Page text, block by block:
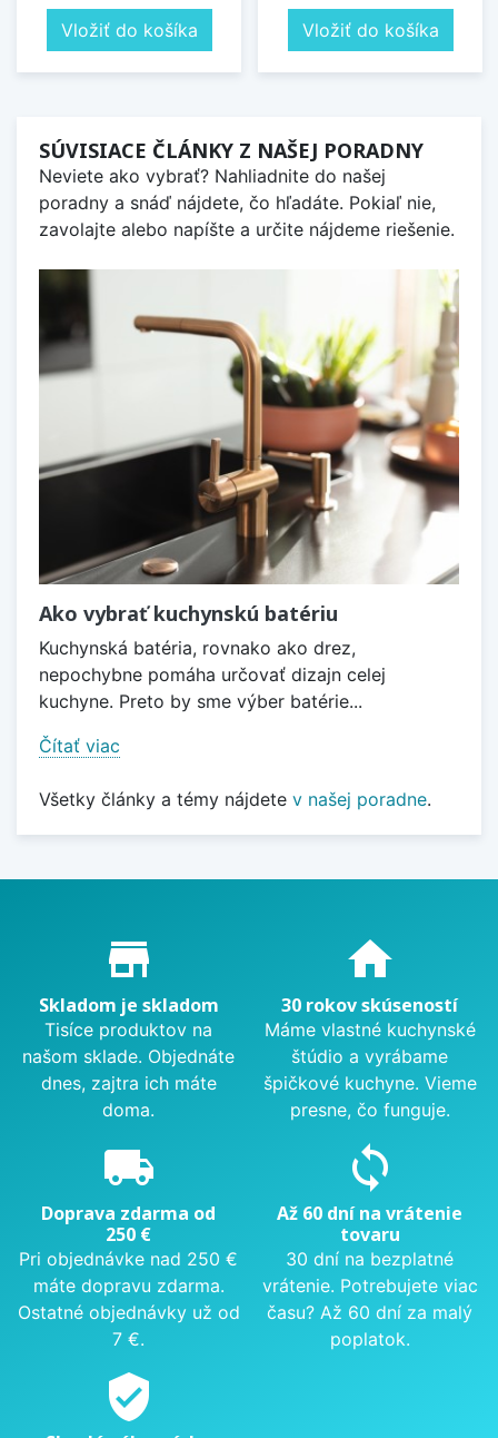
Vložiť do košíka Vložiť do košíka
SÚVISIACE ČLÁNKY Z NAŠEJ PORADNY
Neviete ako vybrať? Nahliadnite do našej
poradny a snáď nájdete, čo hľadáte. Pokiaľ nie,
zavolajte alebo napíšte a určite nájdeme riešenie.
Ako vybrať kuchynskú batériu
Kuchynská batéria, rovnako ako drez,
nepochybne pomáha určovať dizajn celej
kuchyne. Preto by sme výber batérie...
Čítať viac
Všetky články a témy nájdete v našej poradne.
Proč nakupovat u nás?
store_mall_directory
Skladom je skladom
Tisíce produktov na
našom sklade. Objednáte
dnes, zajtra ich máte
doma.
home
30 rokov skúseností
Máme vlastné kuchynské
štúdio a vyrábame
špičkové kuchyne. Vieme
presne, čo funguje.
local_shipping
Doprava zdarma od
250 €
Pri objednávke nad 250 €
máte dopravu zdarma.
Ostatné objednávky už od
7 €.
sync
Až 60 dní na vrátenie
tovaru
30 dní na bezplatné
vrátenie. Potrebujete viac
času? Až 60 dní za malý
poplatok.
verified_user